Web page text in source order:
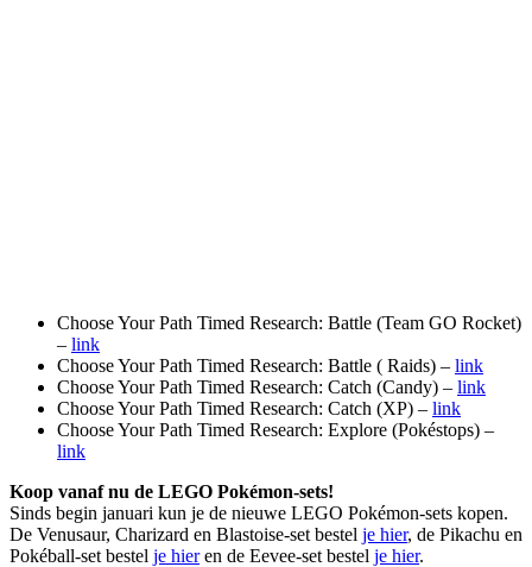
Choose Your Path Timed Research: Battle (Team GO Rocket)
– link
Choose Your Path Timed Research: Battle ( Raids) – link
Choose Your Path Timed Research: Catch (Candy) – link
Choose Your Path Timed Research: Catch (XP) – link
Choose Your Path Timed Research: Explore (Pokéstops) –
link
Koop vanaf nu de LEGO Pokémon-sets!
Sinds begin januari kun je de nieuwe LEGO Pokémon-sets kopen.
De Venusaur, Charizard en Blastoise-set bestel je hier, de Pikachu en
Pokéball-set bestel je hieren de Eevee-set bestel je hier.